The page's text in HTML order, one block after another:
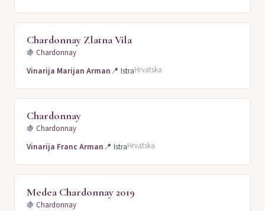
Chardonnay Zlatna Vila
🍇 Chardonnay
Vinarija Marijan Arman📍 IstraHrvatska
Chardonnay
🍇 Chardonnay
Vinarija Franc Arman📍 IstraHrvatska
Medea Chardonnay 2019
🍇 Chardonnay